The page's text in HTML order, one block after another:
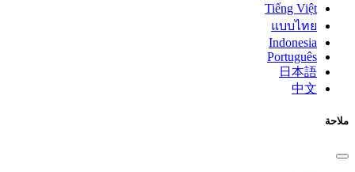
Tiếng Việt
แบบไทย
Indonesia
Português
日本語
中文
ملاحة